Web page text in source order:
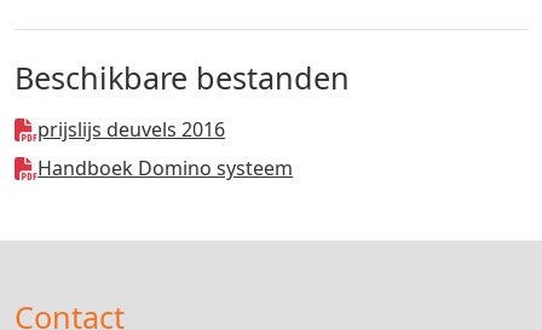
Beschikbare bestanden
prijslijs deuvels 2016
Handboek Domino systeem
Contact